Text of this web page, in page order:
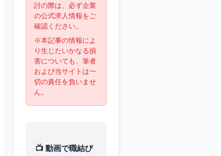
討の際は、必ず企業
の公式求人情報をご
確認ください。
※本記事の情報によ
り生じたいかなる損
害についても、筆者
および当サイトは一
切の責任を負いませ
ん。
📺 動画で職結び